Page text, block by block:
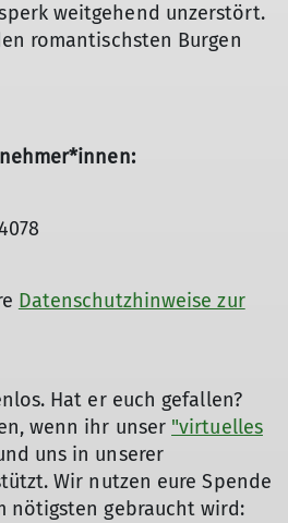
weitgehend unzerstört.
romantischsten Burgen
Datenschutzhinweise zur
Hat er euch gefallen?
wenn ihr unser "virtuelles
uns in unserer
Wir nutzen eure Spende
nötigsten gebraucht wird: